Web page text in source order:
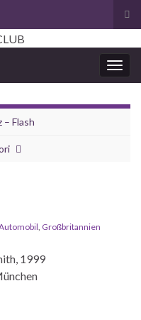
– Flash
Großbritannien
1999